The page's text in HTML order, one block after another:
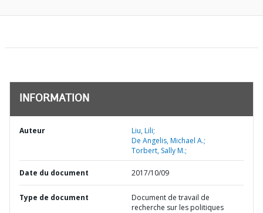
INFORMATION
Auteur
Liu, Lili;
De Angelis, Michael A.;
Torbert, Sally M.;
Date du document 2017/10/09
Type de document
Document de travail de
recherche sur les politiques